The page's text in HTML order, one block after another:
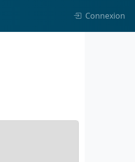
Connexion